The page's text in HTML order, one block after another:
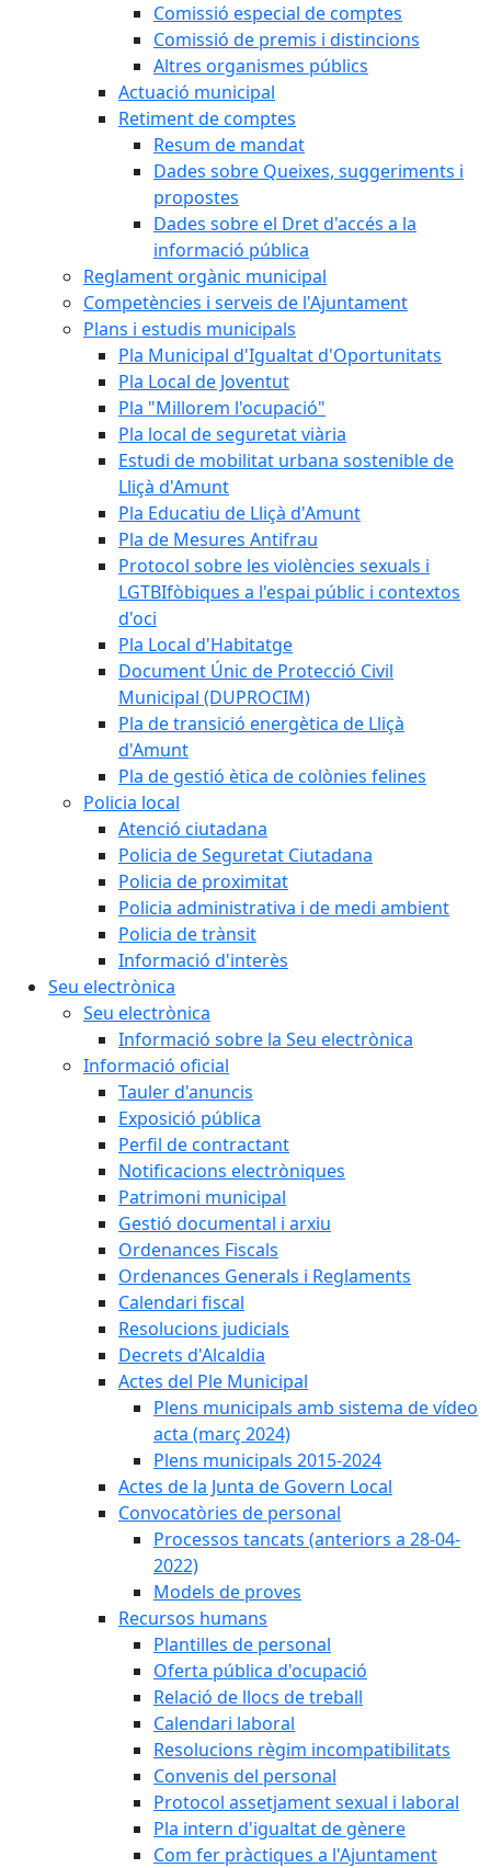
Comissió especial de comptes
Comissió de premis i distincions
Altres organismes públics
Actuació municipal
Retiment de comptes
Resum de mandat
Dades sobre Queixes, suggeriments i
propostes
Dades sobre el Dret d'accés a la
informació pública
Reglament orgànic municipal
Competències i serveis de l'Ajuntament
Plans i estudis municipals
Pla Municipal d'Igualtat d'Oportunitats
Pla Local de Joventut
Pla "Millorem l'ocupació"
Pla local de seguretat viària
Estudi de mobilitat urbana sostenible de
Lliçà d'Amunt
Pla Educatiu de Lliçà d'Amunt
Pla de Mesures Antifrau
Protocol sobre les violències sexuals i
LGTBIfòbiques a l'espai públic i contextos
d'oci
Pla Local d'Habitatge
Document Únic de Protecció Civil
Municipal (DUPROCIM)
Pla de transició energètica de Lliçà
d'Amunt
Pla de gestió ètica de colònies felines
Policia local
Atenció ciutadana
Policia de Seguretat Ciutadana
Policia de proximitat
Policia administrativa i de medi ambient
Policia de trànsit
Informació d'interès
Seu electrònica
Seu electrònica
Informació sobre la Seu electrònica
Informació oficial
Tauler d'anuncis
Exposició pública
Perfil de contractant
Notificacions electròniques
Patrimoni municipal
Gestió documental i arxiu
Ordenances Fiscals
Ordenances Generals i Reglaments
Calendari fiscal
Resolucions judicials
Decrets d'Alcaldia
Actes del Ple Municipal
Plens municipals amb sistema de vídeo
acta (març 2024)
Plens municipals 2015-2024
Actes de la Junta de Govern Local
Convocatòries de personal
Processos tancats (anteriors a 28-04-
2022)
Models de proves
Recursos humans
Plantilles de personal
Oferta pública d'ocupació
Relació de llocs de treball
Calendari laboral
Resolucions règim incompatibilitats
Convenis del personal
Protocol assetjament sexual i laboral
Pla intern d'igualtat de gènere
Com fer pràctiques a l'Ajuntament